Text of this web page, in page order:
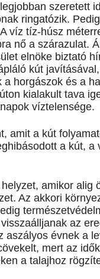
szeretett
ringatózik.
víz tíz-húsz
nő a szárazulat.
elnöke biztató
kút
horgászok és a
kialakult tava
víztelensége.
amit a kút
a kút, a
amikor alig
Az akkori
az
évnek a
mert az
a talajhoz